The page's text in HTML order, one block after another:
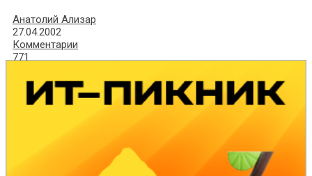
Анатолий Ализар
27.04.2002
Комментарии
771